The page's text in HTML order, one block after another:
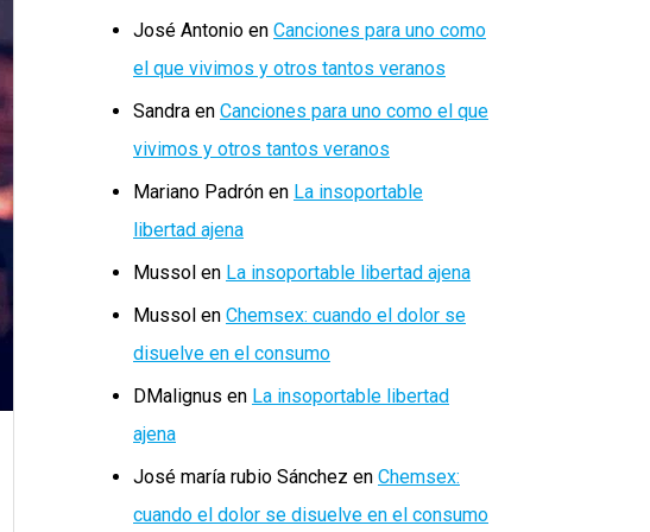
José Antonio en Canciones para uno como
el que vivimos y otros tantos veranos
Sandra en Canciones para uno como el que
vivimos y otros tantos veranos
Mariano Padrón en La insoportable
libertad ajena
Mussol en La insoportable libertad ajena
Mussol en Chemsex: cuando el dolor se
disuelve en el consumo
DMalignus en La insoportable libertad
ajena
José maría rubio Sánchez en Chemsex:
cuando el dolor se disuelve en el consumo